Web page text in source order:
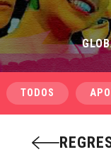
TODOS